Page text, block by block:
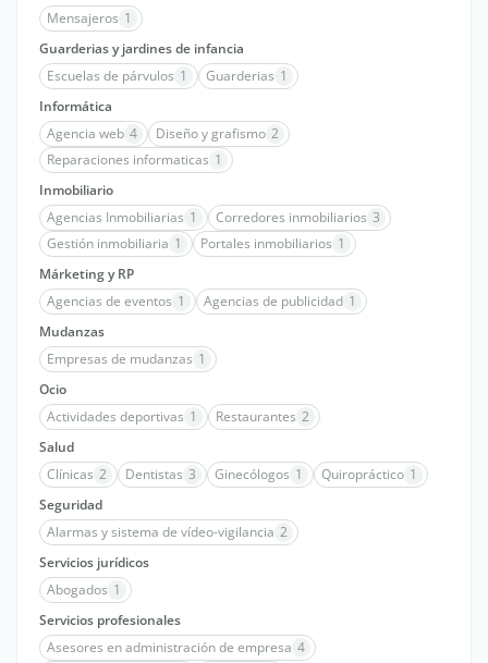
Mensajeros 1
Guarderias y jardines de infancia
Escuelas de párvulos 1 Guarderias 1
Informática
Agencia web 4 Diseño y grafismo 2
Reparaciones informaticas 1
Inmobiliario
Agencias Inmobiliarias 1 Corredores inmobiliarios 3
Gestión inmobiliaria 1 Portales inmobiliarios 1
Márketing y RP
Agencias de eventos 1 Agencias de publicidad 1
Mudanzas
Empresas de mudanzas 1
Ocio
Actividades deportivas 1 Restaurantes 2
Salud
Clínicas 2 Dentistas 3 Ginecólogos 1 Quiropráctico 1
Seguridad
Alarmas y sistema de vídeo-vigilancia 2
Servicios jurídicos
Abogados 1
Servicios profesionales
Asesores en administración de empresa 4